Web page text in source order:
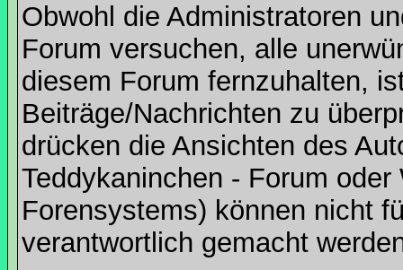
Obwohl die Administratoren
Forum versuchen, alle
diesem Forum fernzuhalten,
Beiträge/Nachrichten zu
drücken die Ansichten des
Teddykaninchen - Forum
Forensystems) können nicht
verantwortlich gemacht